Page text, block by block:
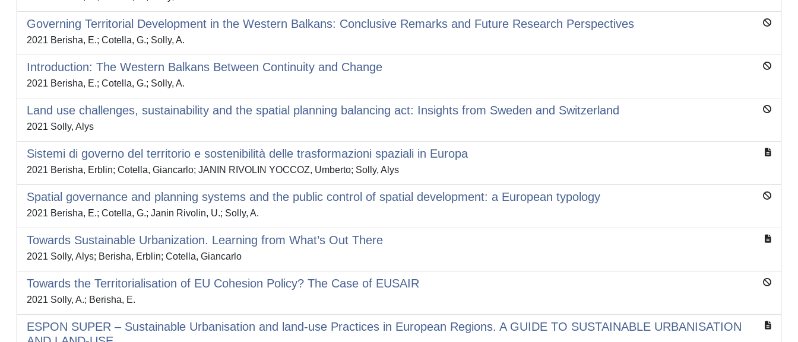
Governing Territorial Development in the Western Balkans: Conclusive Remarks and Future Research Perspectives
2021 Berisha, E.; Cotella, G.; Solly, A.
Introduction: The Western Balkans Between Continuity and Change
2021 Berisha, E.; Cotella, G.; Solly, A.
Land use challenges, sustainability and the spatial planning balancing act: Insights from Sweden and Switzerland
2021 Solly, Alys
Sistemi di governo del territorio e sostenibilità delle trasformazioni spaziali in Europa
2021 Berisha, Erblin; Cotella, Giancarlo; JANIN RIVOLIN YOCCOZ, Umberto; Solly, Alys
Spatial governance and planning systems and the public control of spatial development: a European typology
2021 Berisha, E.; Cotella, G.; Janin Rivolin, U.; Solly, A.
Towards Sustainable Urbanization. Learning from What’s Out There
2021 Solly, Alys; Berisha, Erblin; Cotella, Giancarlo
Towards the Territorialisation of EU Cohesion Policy? The Case of EUSAIR
2021 Solly, A.; Berisha, E.
ESPON SUPER – Sustainable Urbanisation and land-use Practices in European Regions. A GUIDE TO SUSTAINABLE URBANISATION